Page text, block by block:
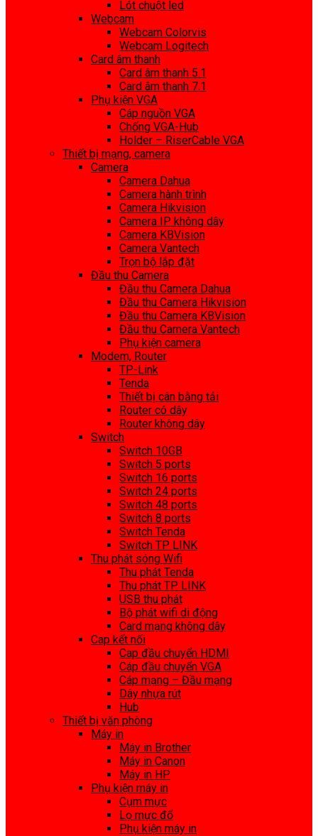
Lót chuột led
Webcam
Webcam Colorvis
Webcam Logitech
Card âm thanh
Card âm thanh 5.1
Card âm thanh 7.1
Phụ kiện VGA
Cáp nguồn VGA
Chống VGA-Hub
Holder – RiserCable VGA
Thiết bị mạng, camera
Camera
Camera Dahua
Camera hành trình
Camera Hikvision
Camera IP không dây
Camera KBVision
Camera Vantech
Trọn bộ lắp đặt
Đầu thu Camera
Đầu thu Camera Dahua
Đầu thu Camera Hikvision
Đầu thu Camera KBVision
Đầu thu Camera Vantech
Phụ kiện camera
Modem, Router
TP-Link
Tenda
Thiết bị cân bằng tải
Router có dây
Router không dây
Switch
Switch 10GB
Switch 5 ports
Switch 16 ports
Switch 24 ports
Switch 48 ports
Switch 8 ports
Switch Tenda
Switch TP LINK
Thu phát sóng Wifi
Thu phát Tenda
Thu phát TP LINK
USB thu phát
Bộ phát wifi di động
Card mạng không dây
Cap kết nối
Cap đầu chuyển HDMI
Cáp đầu chuyển VGA
Cáp mạng – Đầu mạng
Dây nhựa rút
Hub
Thiết bị văn phòng
Máy in
Máy in Brother
Máy in Canon
Máy in HP
Phụ kiện máy in
Cụm mực
Lọ mực đổ
Phụ kiện máy in